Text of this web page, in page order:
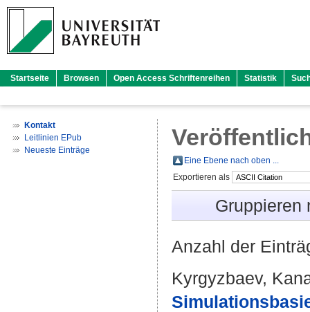
Startseite Browsen Open Access Schriftenreihen Statistik
Kontakt
Leitlinien EPub
Neueste Einträge
Eine Ebene nach oben ...
Exportieren als
Anzahl der
Kyrgyzbaev,